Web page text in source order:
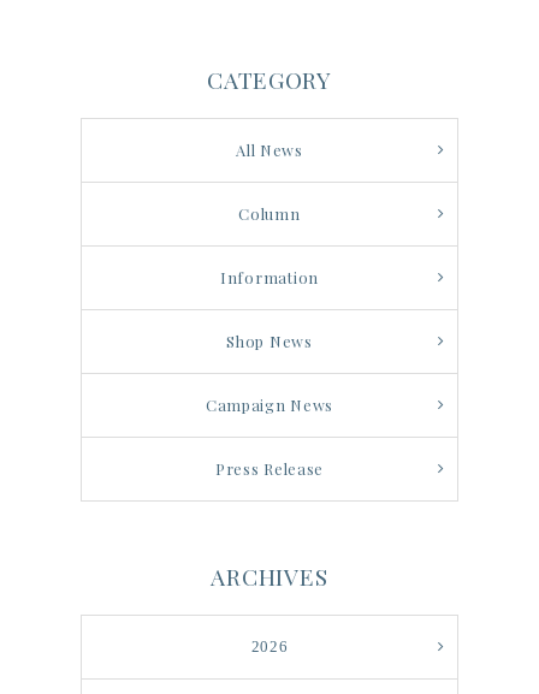
CATEGORY
All News
Column
Information
Shop News
Campaign News
Press Release
ARCHIVES
2026